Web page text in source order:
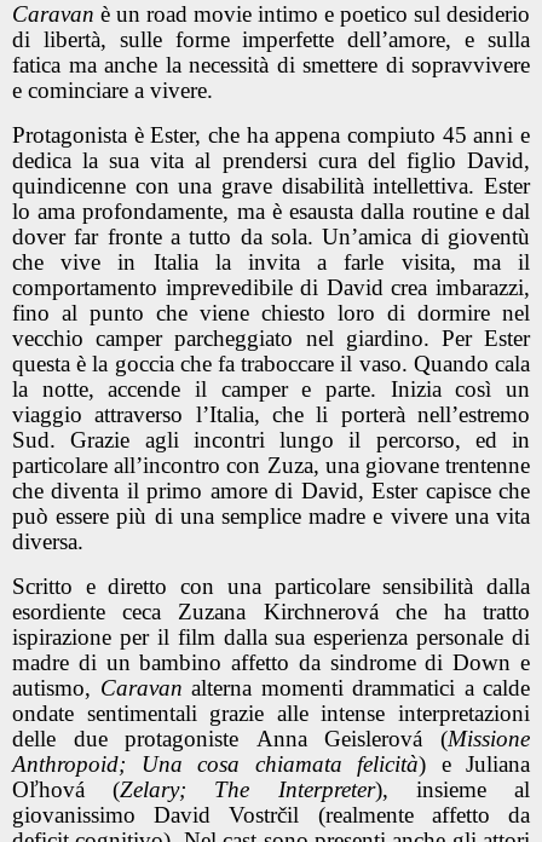
Caravan è un road movie intimo e poetico sul desiderio
di libertà, sulle forme imperfette dell’amore, e sulla
fatica ma anche la necessità di smettere di sopravvivere
e cominciare a vivere.
Protagonista è Ester, che ha appena compiuto 45 anni e
dedica la sua vita al prendersi cura del figlio David,
quindicenne con una grave disabilità intellettiva. Ester
lo ama profondamente, ma è esausta dalla routine e dal
dover far fronte a tutto da sola. Un’amica di gioventù
che vive in Italia la invita a farle visita, ma il
comportamento imprevedibile di David crea imbarazzi,
fino al punto che viene chiesto loro di dormire nel
vecchio camper parcheggiato nel giardino. Per Ester
questa è la goccia che fa traboccare il vaso. Quando cala
la notte, accende il camper e parte. Inizia così un
viaggio attraverso l’Italia, che li porterà nell’estremo
Sud. Grazie agli incontri lungo il percorso, ed in
particolare all’incontro con Zuza, una giovane trentenne
che diventa il primo amore di David, Ester capisce che
può essere più di una semplice madre e vivere una vita
diversa.
Scritto e diretto con una particolare sensibilità dalla
esordiente ceca Zuzana Kirchnerová che ha tratto
ispirazione per il film dalla sua esperienza personale di
madre di un bambino affetto da sindrome di Down e
autismo, Caravan alterna momenti drammatici a calde
ondate sentimentali grazie alle intense interpretazioni
delle due protagoniste Anna Geislerová (Missione
Anthropoid; Una cosa chiamata felicità) e Juliana
Oľhová (Zelary; The Interpreter), insieme al
giovanissimoDavid Vostrčil (realmente affetto da